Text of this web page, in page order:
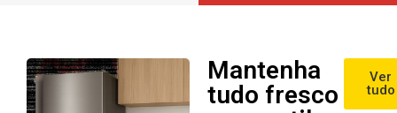
Mantenha
tudo fresco
Ver
tudo